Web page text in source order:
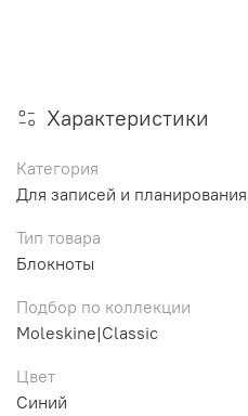
Характеристики
Категория
Для записей и планирования
Тип товара
Блокноты
Подбор по коллекции
Moleskine|Classic
Цвет
Синий